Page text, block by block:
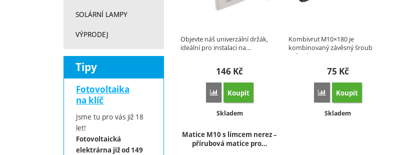
Objevte náš univerzální držák,
ideální pro instalaci na…
146 Kč
Porovnat
Koupit
Dostupnost:
Skladem
Kombivrut M10×180 je
kombinovaný závěsný šroub
určený pro…
75 Kč
Porovnat
Koupit
Dostupnost:
Skladem
Matice M10 s límcem nerez –
přírubová matice pro…
SOLÁRNÍ LAMPY
VÝPRODEJ
Tipy
Fotovoltaika
na klíč
Jsme tu pro vás již 18
let!
Fotovoltaická
elektrárna již od 149